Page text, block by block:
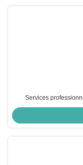
Services
dentaires